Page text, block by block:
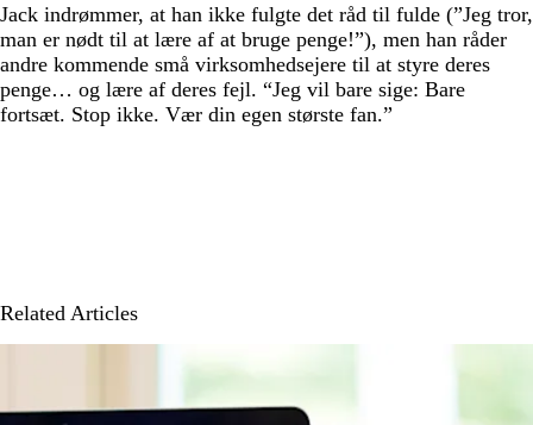
Jack indrømmer, at han ikke fulgte det råd til fulde (”Jeg tror,
man er nødt til at lære af at bruge penge!”), men han råder
andre kommende små virksomhedsejere til at styre deres
penge… og lære af deres fejl. “Jeg vil bare sige: Bare
fortsæt. Stop ikke. Vær din egen største fan.”
Related Articles